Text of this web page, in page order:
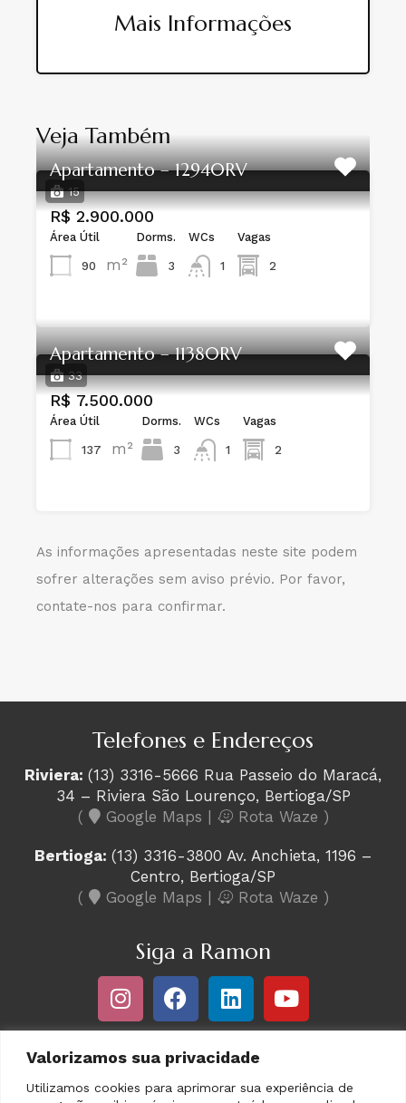
Valorizamos sua privacidade
Utilizamos cookies para aprimorar sua experiência de
Mais Informações
Veja Também
15
Apartamento – 12940RV
R$ 2.900.000
Dorms.
3
WCs
1
Área Útil
90 m²
Vagas
2
33
Apartamento – 11380RV
R$ 7.500.000
Dorms.
3
WCs
1
Área Útil
137 m²
Vagas
2
As informações apresentadas neste site podem
sofrer alterações sem aviso prévio. Por favor,
contate-nos para confirmar.
Telefones e Endereços
Riviera: (13) 3316-5666 Rua Passeio do Maracá,
34 – Riviera São Lourenço, Bertioga/SP
(
Google Maps | Rota Waze )
Bertioga: (13) 3316-3800 Av. Anchieta, 1196 –
Centro, Bertioga/SP
(
Google Maps | Rota Waze )
Siga a Ramon